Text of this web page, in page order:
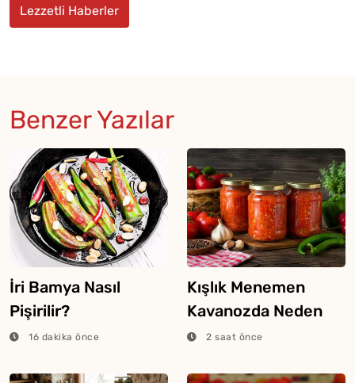
Lezzetli Haberler
Benzer Yazılar
İri Bamya Nasıl
Pişirilir?
16 dakika önce
Kışlık Menemen
Kavanozda Neden
Bozulur?
2 saat önce